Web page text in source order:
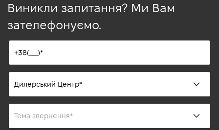
Виникли запитання? Ми Вам
зателефонуємо.